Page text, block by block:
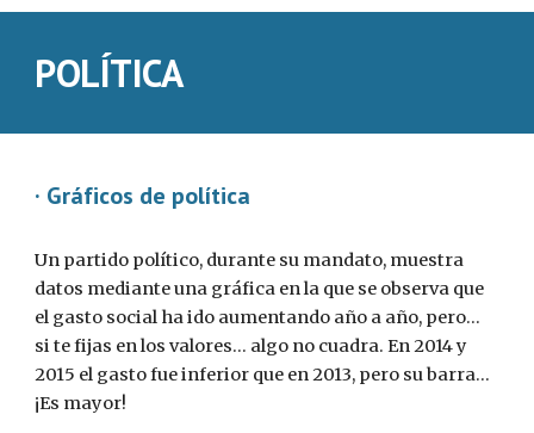
POLÍTICA
· Gráficos de política
Un partido político, durante su mandato, muestra
datos mediante una gráfica en la que se observa que
el gasto social ha ido aumentando año a año, pero...
si te fijas en los valores... algo no cuadra. En 2014 y
2015 el gasto fue inferior que en 2013, pero su barra...
¡Es mayor!